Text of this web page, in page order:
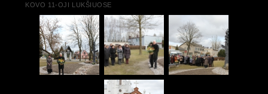
KOVO 11-OJI LUKŠIUOSE